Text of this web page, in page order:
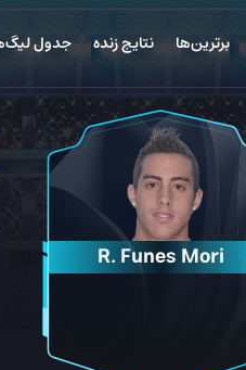
برترین‌ها نتایج زنده جدول
R. Funes Mori